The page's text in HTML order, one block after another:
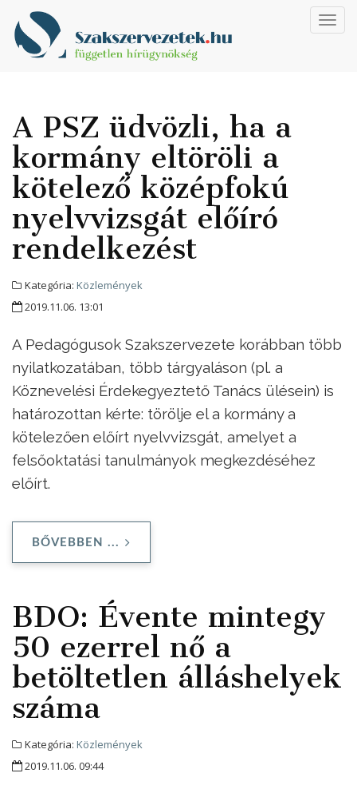
A PSZ üdvözli, ha a
kormány eltöröli a
kötelező középfokú
nyelvvizsgát előíró
rendelkezést
Kategória: Közlemények
2019.11.06. 13:01
A Pedagógusok Szakszervezete korábban több
nyilatkozatában, több tárgyaláson (pl. a
Köznevelési Érdekegyeztető Tanács ülésein) is
határozottan kérte: törölje el a kormány a
kötelezően előírt nyelvvizsgát, amelyet a
felsőoktatási tanulmányok megkezdéséhez
előírt.
BŐVEBBEN ...
BDO: Évente mintegy
50 ezerrel nő a
betöltetlen álláshelyek
száma
Kategória: Közlemények
2019.11.06. 09:44